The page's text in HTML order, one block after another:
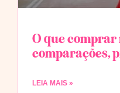
O que comprar
comparações,
LEIA MAIS »